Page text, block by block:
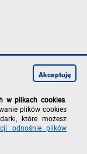
w plikach cookies
plików cookies
które możesz
odnośnie plików
Akceptuję